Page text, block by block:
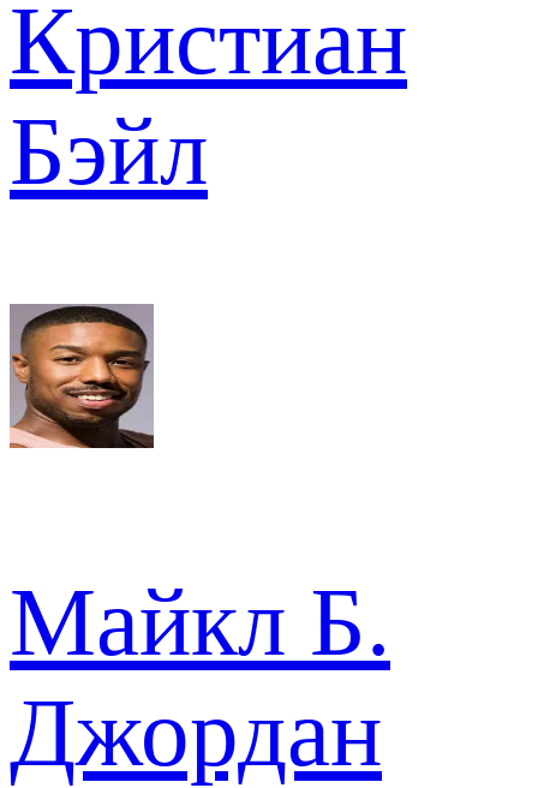
Кристиан
Бэйл
Майкл Б.
Джордан